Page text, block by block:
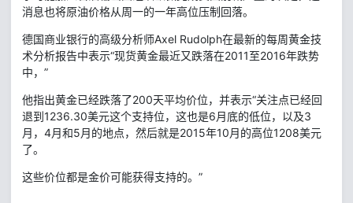
消息也将原油价格从周一的一年高位压制回落。
德国商业银行的高级分析师Axel Rudolph在最新的每周黄金技
术分析报告中表示“现货黄金最近又跌落在2011至2016年跌势
中，”
他指出黄金已经跌落了200天平均价位，并表示“关注点已经回
退到1236.30美元这个支持位，这也是6月底的低位，以及3
月，4月和5月的地点，然后就是2015年10月的高位1208美元
了。
这些价位都是金价可能获得支持的。”